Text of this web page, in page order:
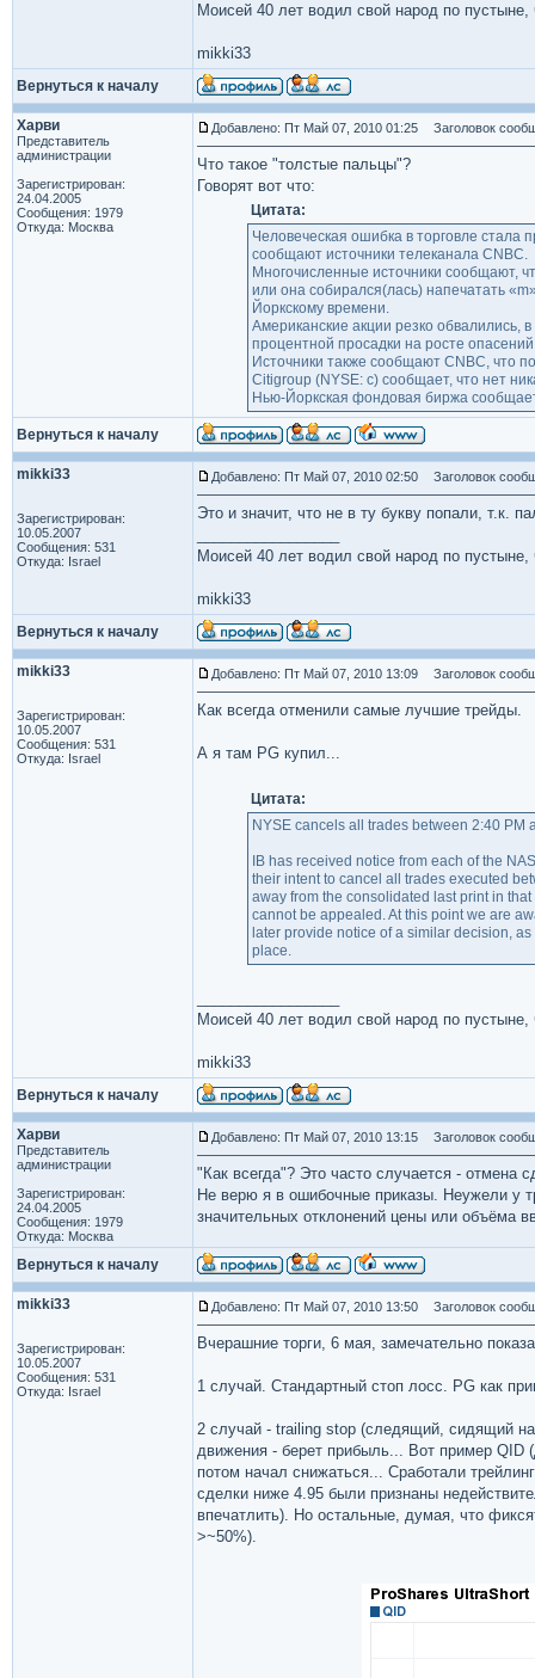
Моисей 40 лет водил свой народ по
mikki33
Вернуться к началу
Харви
Представитель
администрации
Зарегистрирован:
24.04.2005
Сообщения: 1979
Откуда: Москва
Добавлено: Пт Май 07, 2010 01:25 Заголовок
Что такое "толстые пальцы"?
Говорят вот что:
Цитата:
Человеческая ошибка в торговле стала
сообщают источники телеканала CNBC.
Многочисленные источники сообщают,
или она собирался(лась) напечатать
Йоркскому времени.
Американские акции резко обвалились,
процентной просадки на росте
Источники также сообщают CNBC, что
Citigroup (NYSE: c) сообщает, что нет
Нью-Йоркская фондовая биржа
Вернуться к началу
mikki33
Зарегистрирован:
10.05.2007
Сообщения: 531
Откуда: Israel
Добавлено: Пт Май 07, 2010 02:50 Заголовок
Это и значит, что не в ту букву попали, т.к.
Моисей 40 лет водил свой народ по
mikki33
Вернуться к началу
mikki33
Зарегистрирован:
10.05.2007
Сообщения: 531
Откуда: Israel
Добавлено: Пт Май 07, 2010 13:09 Заголовок
Как всегда отменили самые лучшие трейды.
А я там PG купил...
Цитата:
NYSE cancels all trades between 2:40 PM
IB has received notice from each of the
their intent to cancel all trades executed
away from the consolidated last print in
cannot be appealed. At this point we are
later provide notice of a similar decision,
place.
Моисей 40 лет водил свой народ по
mikki33
Вернуться к началу
Харви
Представитель
администрации
Зарегистрирован:
24.04.2005
Сообщения: 1979
Откуда: Москва
Добавлено: Пт Май 07, 2010 13:15 Заголовок
"Как всегда"? Это часто случается - отмена
Не верю я в ошибочные приказы. Неужели у
значительных отклонений цены или объёма
Вернуться к началу
mikki33
Зарегистрирован:
10.05.2007
Сообщения: 531
Откуда: Israel
Добавлено: Пт Май 07, 2010 13:50 Заголовок
Вчерашние торги, 6 мая, замечательно
1 случай. Стандартный стоп лосс. PG как
2 случай - trailing stop (следящий, сидящий
движения - берет прибыль... Вот пример QID
потом начал снижаться... Сработали
сделки ниже 4.95 были признаны
впечатлить). Но остальные, думая, что
>~50%).